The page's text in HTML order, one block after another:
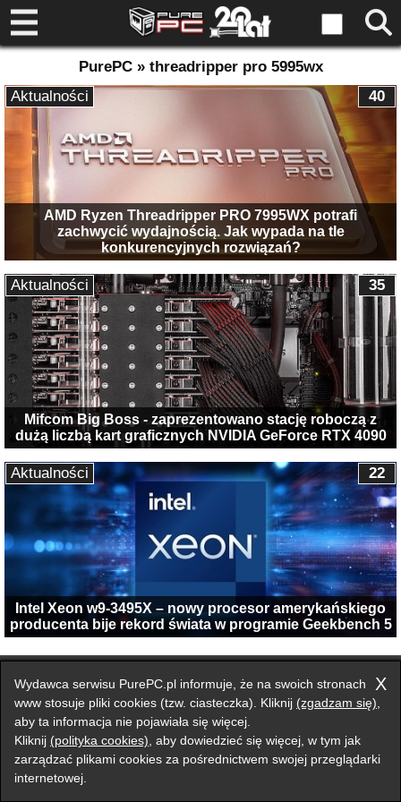
PurePC » threadripper pro 5995wx
AMD Ryzen Threadripper PRO 7995WX potrafi
zachwycić wydajnością. Jak wypada na tle
konkurencyjnych rozwiązań?
40
Aktualności
Mifcom Big Boss - zaprezentowano stację roboczą z
dużą liczbą kart graficznych NVIDIA GeForce RTX 4090
35
Aktualności
Intel Xeon w9-3495X – nowy procesor amerykańskiego
producenta bije rekord świata w programie Geekbench 5
22
Aktualności
Przełącz na wersję klasyczną strony
Zgłoś błąd na stronie
Forum
Redakcja Reklama
X
Wydawca serwisu PurePC.pl informuje, że na swoich stronach
www stosuje pliki cookies (tzw. ciasteczka). Kliknij (zgadzam się)
aby ta informacja nie pojawiała się więcej.
Kliknij (polityka cookies) , aby dowiedzieć się więcej, w tym jak
zarządzać plikami cookies za pośrednictwem swojej przeglądarki
internetowej.